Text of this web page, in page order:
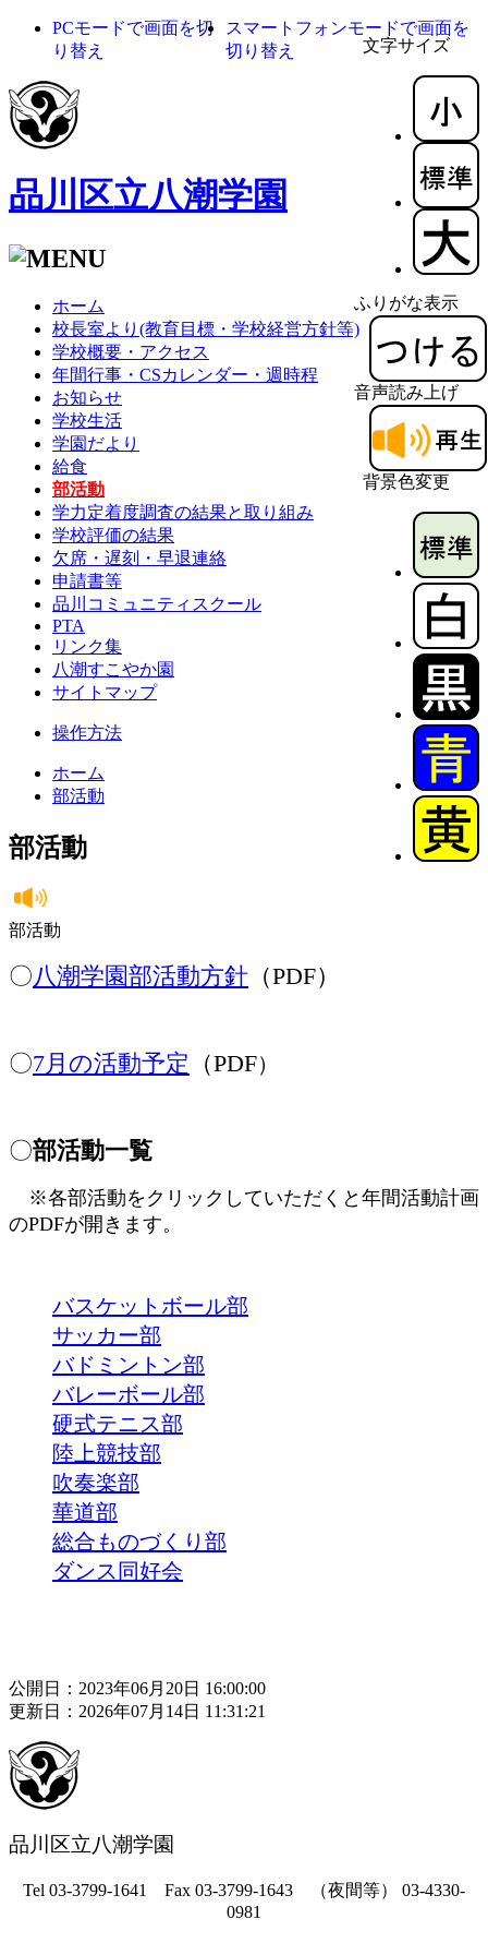
文字サイズ
ふりがな表示
音声読み上げ
背景色変更
PCモードで画面を切
り替え
スマートフォンモードで画面を
切り替え
品川区立八潮学園
ホーム
校長室より(教育目標・学校経営方針等)
学校概要・アクセス
年間行事・CSカレンダー・週時程
お知らせ
学校生活
学園だより
給食
部活動
学力定着度調査の結果と取り組み
学校評価の結果
欠席・遅刻・早退連絡
申請書等
品川コミュニティスクール
PTA
リンク集
八潮すこやか園
サイトマップ
操作方法
ホーム
部活動
部活動
部活動
〇八潮学園部活動方針 （PDF）
〇7月の活動予定 （PDF）
〇部活動一覧
※各部活動をクリックしていただくと年間活動計画
のPDFが開きます。
バスケットボール部
サッカー部
バドミントン部
バレーボール部
硬式テニス部
陸上競技部
吹奏楽部
華道部
総合ものづくり部
ダンス同好会
公開日：2023年06月20日 16:00:00
更新日：2026年07月14日 11:31:21
品川区立八潮学園
Tel 03-3799-1641 Fax 03-3799-1643 （夜間等） 03-4330-
0981